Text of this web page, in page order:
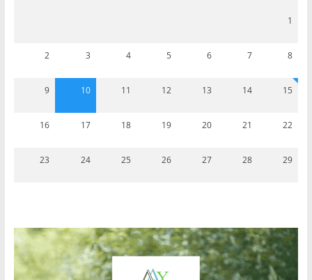
1
2 3 4 5 6 7 8
9 10 11 12 13 14 15
16 17 18 19 20 21 22
23 24 25 26 27 28 29